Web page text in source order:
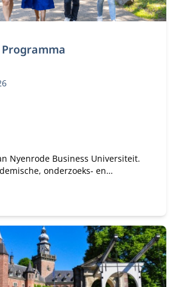
Nyenrode Business Universiteit.
onderzoeks- en